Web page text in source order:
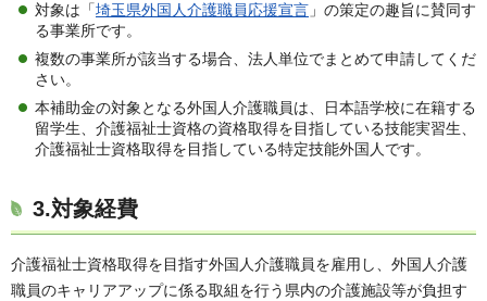
対象は「埼玉県外国人介護職員応援宣言 」の策定の趣旨に賛同す
る事業所です。
複数の事業所が該当する場合、法人単位でまとめて申請してくだ
さい。
本補助金の対象となる外国人介護職員は、日本語学校に在籍する
留学生、介護福祉士資格の資格取得を目指している技能実習生、
介護福祉士資格取得を目指している特定技能外国人です。
3.対象経費
介護福祉士資格取得を目指す外国人介護職員を雇用し、外国人介護
職員のキャリアアップに係る取組を行う県内の介護施設等が負担す